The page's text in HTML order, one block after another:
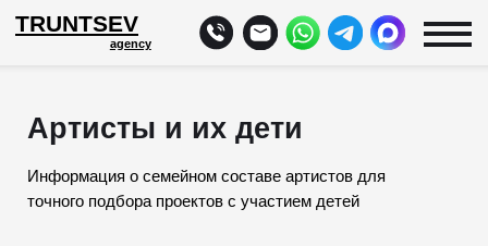
agency
TRUNTSEV
Информация о семейном составе артистов для